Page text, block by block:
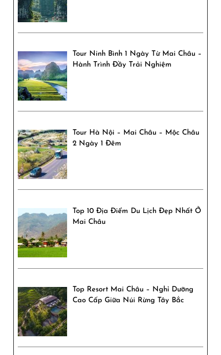
Tour Ninh Bình 1 Ngày Từ Mai Châu –
Hành Trình Đầy Trải Nghiệm
Tour Hà Nội – Mai Châu – Mộc Châu
2 Ngày 1 Đêm
Top 10 Địa Điểm Du Lịch Đẹp Nhất Ở
Mai Châu
Top Resort Mai Châu – Nghỉ Dưỡng
Cao Cấp Giữa Núi Rừng Tây Bắc